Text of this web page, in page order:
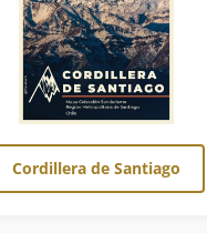
Cordillera de Santiago